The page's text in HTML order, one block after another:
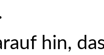
hin,